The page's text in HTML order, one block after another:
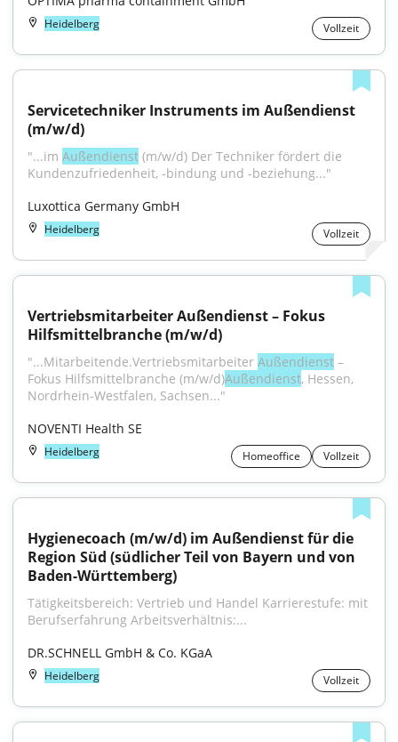
Heidelberg Vollzeit
Servicetechniker Instruments im Außendienst
(m/w/d)
"...im Außendienst (m/w/d) Der Techniker fördert die
Kundenzufriedenheit, -bindung und -beziehung..."
Luxottica Germany GmbH
Heidelberg Vollzeit
Vertriebsmitarbeiter Außendienst – Fokus
Hilfsmittelbranche (m/w/d)
"...Mitarbeitende.Vertriebsmitarbeiter Außendienst –
Fokus Hilfsmittelbranche (m/w/d)Außendienst, Hessen,
Nordrhein-Westfalen, Sachsen..."
NOVENTI Health SE
Heidelberg Homeoffice Vollzeit
Hygienecoach (m/w/d) im Außendienst für die
Region Süd (südlicher Teil von Bayern und von
Baden-Württemberg)
Tätigkeitsbereich: Vertrieb und Handel Karrierestufe: mit
Berufserfahrung Arbeitsverhältnis:...
DR.SCHNELL GmbH & Co. KGaA
Heidelberg Vollzeit